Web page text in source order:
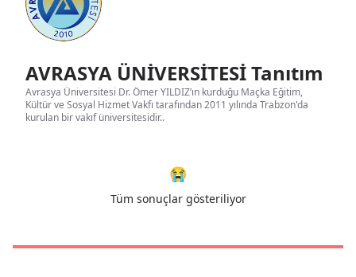
AVRASYA ÜNİVERSİTESİ Tanıtım
Avrasya Üniversitesi Dr. Ömer YILDIZ’ın kurduğu Maçka Eğitim,
Kültür ve Sosyal Hizmet Vakfı tarafından 2011 yılında Trabzon'da
kurulan bir vakıf üniversitesidir..
😭
Tüm sonuçlar gösteriliyor